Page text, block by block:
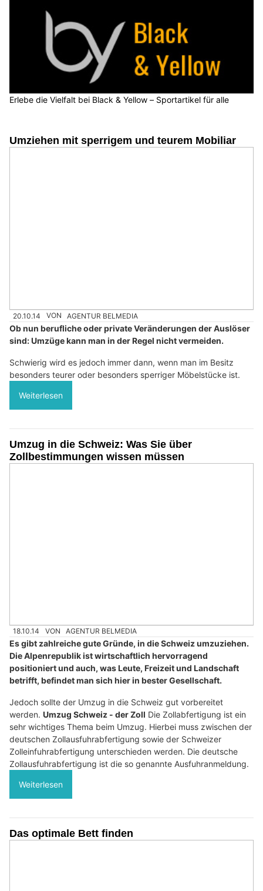
Erlebe die Vielfalt bei Black & Yellow – Sportartikel für alle
Umziehen mit sperrigem und teurem Mobiliar
20.10.14 VON AGENTUR BELMEDIA
Ob nun berufliche oder private Veränderungen der Auslöser
sind: Umzüge kann man in der Regel nicht vermeiden.
Schwierig wird es jedoch immer dann, wenn man im Besitz
besonders teurer oder besonders sperriger Möbelstücke ist.
Weiterlesen
Umzug in die Schweiz: Was Sie über
Zollbestimmungen wissen müssen
18.10.14 VON AGENTUR BELMEDIA
Es gibt zahlreiche gute Gründe, in die Schweiz umzuziehen.
Die Alpenrepublik ist wirtschaftlich hervorragend
positioniert und auch, was Leute, Freizeit und Landschaft
betrifft, befindet man sich hier in bester Gesellschaft.
Jedoch sollte der Umzug in die Schweiz gut vorbereitet
werden. Umzug Schweiz - der Zoll Die Zollabfertigung ist ein
sehr wichtiges Thema beim Umzug. Hierbei muss zwischen der
deutschen Zollausfuhrabfertigung sowie der Schweizer
Zolleinfuhrabfertigung unterschieden werden. Die deutsche
Zollausfuhrabfertigung ist die so genannte Ausfuhranmeldung.
Weiterlesen
Das optimale Bett finden